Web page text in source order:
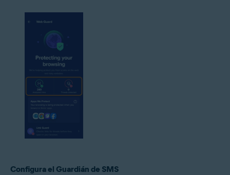
Configura el Guardián de SMS